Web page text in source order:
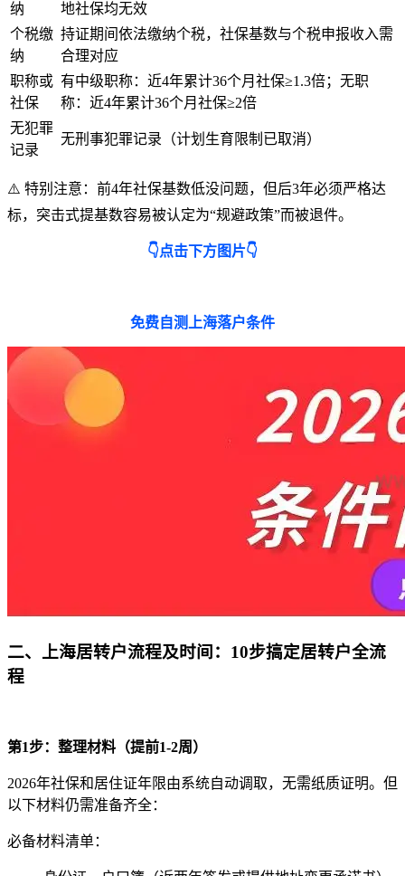
纳
地社保均无效
个税缴
纳
持证期间依法缴纳个税，社保基数与个税申报收入需
合理对应
职称或
社保
有中级职称：近4年累计36个月社保≥1.3倍；无职
称：近4年累计36个月社保≥2倍
无犯罪
记录
无刑事犯罪记录（计划生育限制已取消）
⚠️ 特别注意：前4年社保基数低没问题，但后3年必须严格达
标，突击式提基数容易被认定为“规避政策”而被退件。
👇点击下方图片👇
免费自测上海落户条件
二、上海居转户流程及时间：10步搞定居转户全流
程
第1步：整理材料（提前1-2周）
2026年社保和居住证年限由系统自动调取，无需纸质证明。但
以下材料仍需准备齐全：
必备材料清单：